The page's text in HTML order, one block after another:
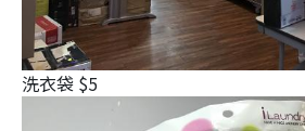
洗衣袋 $5